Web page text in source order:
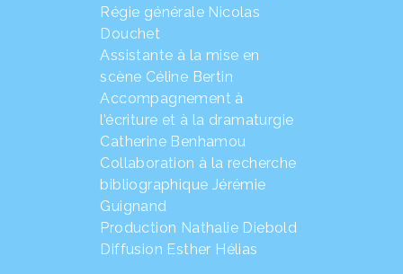
Régie générale Nicolas
Douchet
Assistante à la mise en
scène Céline Bertin
Accompagnement à
l’écriture et à la dramaturgie
Catherine Benhamou
Collaboration à la recherche
bibliographique Jérémie
Guignand
Production Nathalie Diebold
Diffusion Esther Hélias